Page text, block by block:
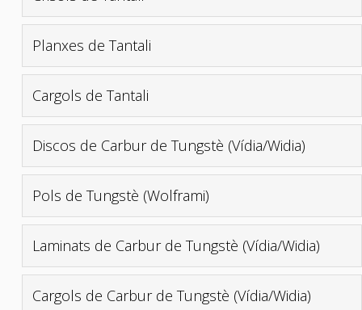
Planxes de Tantali
Cargols de Tantali
Discos de Carbur de Tungstè (Vídia/Widia)
Pols de Tungstè (Wolframi)
Laminats de Carbur de Tungstè (Vídia/Widia)
Cargols de Carbur de Tungstè (Vídia/Widia)